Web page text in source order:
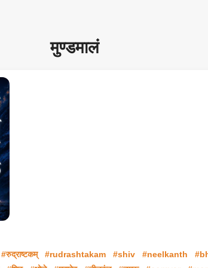
मुण्डमालं
#रुद्राष्टकम् #rudrashtakam #shiv #neelkanth